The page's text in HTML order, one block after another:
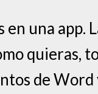
en una
quieras,
de Word